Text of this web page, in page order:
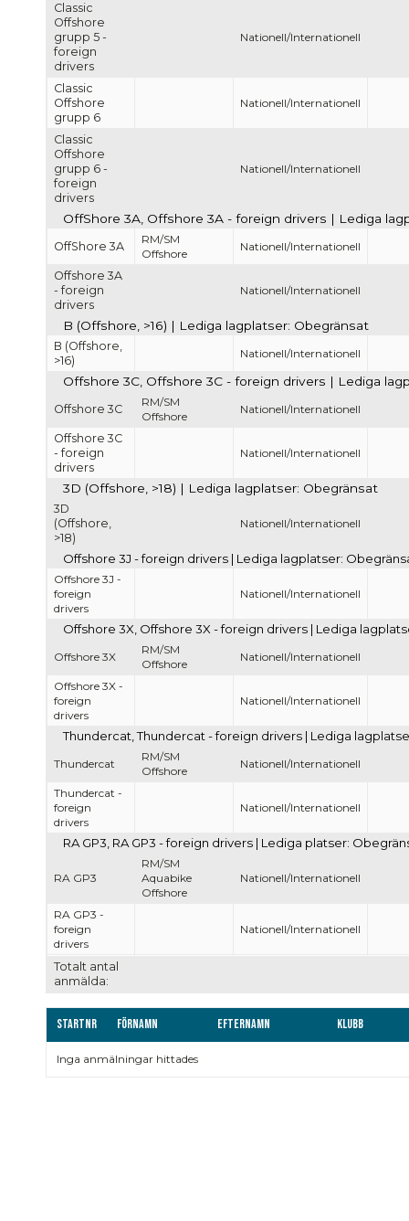
Totalt antal
anmälda:
Classic
Offshore
grupp 5 -
foreign
drivers
Nationell/Internationell
Classic
Offshore
grupp 6
Nationell/Internationell
Classic
Offshore
grupp 6 -
foreign
drivers
Nationell/Internationell
OffShore 3A, Offshore 3A - foreign drivers | Lediga
OffShore 3A
RM/SM
Offshore
Nationell/Internationell
Offshore 3A
- foreign
drivers
Nationell/Internationell
B (Offshore, >16) | Lediga lagplatser: Obegränsat
B (Offshore,
>16)
Nationell/Internationell
Offshore 3C, Offshore 3C - foreign drivers | Lediga
Offshore 3C
RM/SM
Offshore
Nationell/Internationell
Offshore 3C
- foreign
drivers
Nationell/Internationell
3D (Offshore, >18) | Lediga lagplatser: Obegränsat
3D
(Offshore,
>18)
Nationell/Internationell
Offshore 3J - foreign drivers | Lediga lagplatser:
Offshore 3J -
foreign
drivers
Nationell/Internationell
Offshore 3X, Offshore 3X - foreign drivers | Lediga
Offshore 3X
RM/SM
Offshore
Nationell/Internationell
Offshore 3X -
foreign
drivers
Nationell/Internationell
Thundercat, Thundercat - foreign drivers | Lediga
Thundercat
RM/SM
Offshore
Nationell/Internationell
Thundercat -
foreign
drivers
Nationell/Internationell
RA GP3, RA GP3 - foreign drivers | Lediga platser:
RA GP3
RM/SM
Aquabike
Offshore
Nationell/Internationell
RA GP3 -
foreign
drivers
Nationell/Internationell
Startnr Förnamn Efternamn Klubb
Inga anmälningar hittades